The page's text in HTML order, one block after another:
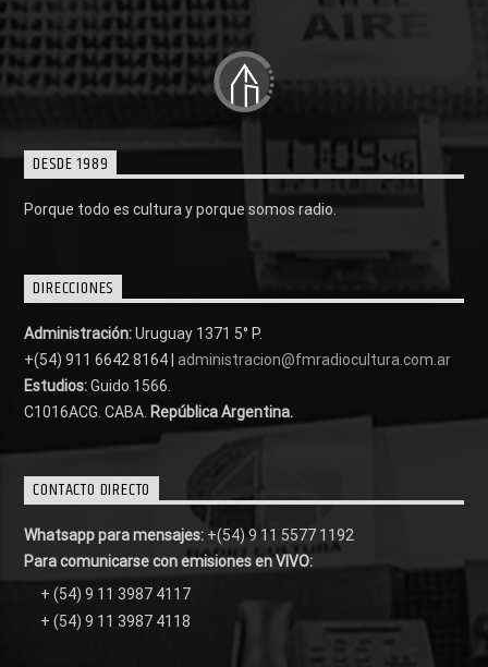
DESDE 1989
Porque todo es cultura y porque somos radio.
DIRECCIONES
Administración:Uruguay 1371 5° P.
+(54) 911 6642 8164 | administracion@fmradiocultura.com.ar
Estudios:Guido 1566.
C1016ACG . CABA. República Argentina.
CONTACTO DIRECTO
Whatsapp para mensajes: +(54) 9 11 5577 1192
Para comunicarse con emisiones en VIVO:
+ (54) 9 11 3987 4117
+ (54) 9 11 3987 4118